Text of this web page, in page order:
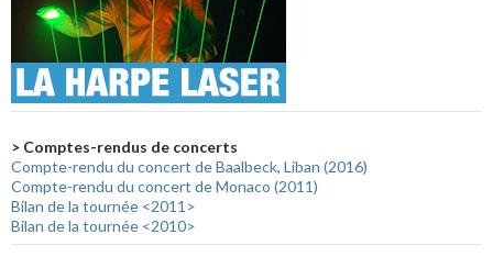
> Comptes-rendus de concerts
Compte-rendu du concert de Baalbeck, Liban (2016)
Compte-rendu du concert de Monaco (2011)
Bilan de la tournée <2011>
Bilan de la tournée <2010>